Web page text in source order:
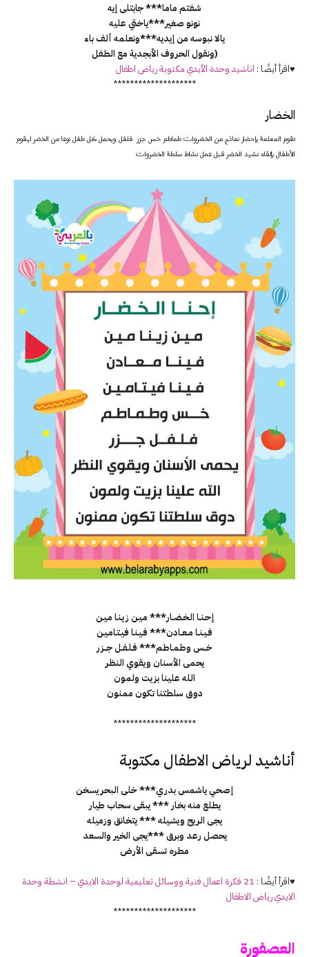
شفتم ماما*** جابتلى إيه
نونو صغير***ياختي عليه
يالا نبوسه من إيديه***ونعلمه ألف باء
(ونقول الحروف الأبجدية مع الطفل
♥اقرأ أيضًا : اناشيد وحدة الأيدي مكتوبة رياض اطفال
********************
الخضار
تقوم المعلمة بإحضار نماذج من الخضروات طماطم خس جزر فلفل ويحمل كل طفل نوعا من الخضر ليقوم
الأطفال بإلقاء نشيد الخضر قبل عمل نشاط سلطة الخضروات
إحـنــا الـخـضــار*** مـيـن زيـنـا مـيـن
فـيـنــا مــعــادن*** فـيـنـا فيـتـامـيـن
خـــس وطـمـاطـم*** فـلـفــل جــــزر
يحمى الأسنان ويقوي النظر
الله علينا بزيت ولمون
دوق سلطتنا تكون ممنون
********************
أناشيد لرياض الاطفال مكتوبة
إصحي ياشمس بدري*** خلى البحر يسخن
يطلع منه بخار *** يبقى سحاب طيار
يجى الريح ويشيله *** يتخانق وزميله
يحصل رعد وبرق ***يجى الخير والسعد
مطره تسقى الأرض
♥اقرأ أيضًا :
21 فكرة اعمال فنية ووسائل تعليمية لوحدة الايدي – انشطة وحدة
الايدي رياض الاطفال
********************
العصفورة